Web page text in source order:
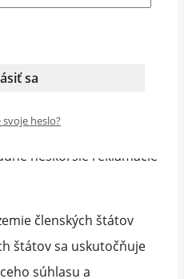
spôsobených počas
poškodeniu obalu,
neskoršie reklamácie
členských štátov
štátov sa uskutočňuje
súhlasu a
heslo?